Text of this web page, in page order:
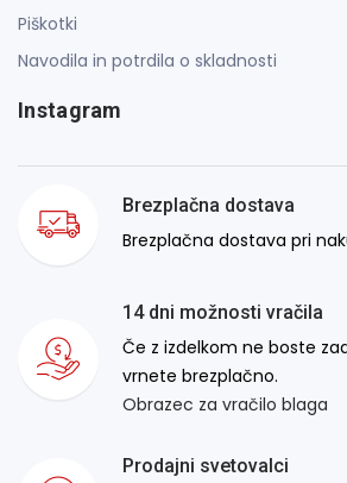
Piškotki
Navodila in potrdila o skladnosti
Instagram
Brezplačna dostava
Brezplačna dostava pri
14 dni možnosti vračila
Če z izdelkom ne boste
vrnete brezplačno.
Obrazec za vračilo blaga
Prodajni svetovalci